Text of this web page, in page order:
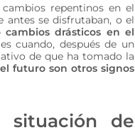
repentinos en el
antes se disfrutaban, o el
cambios drásticos en el
cuando, después de un
de que ha tomado la
futuro son otros signos
situación de